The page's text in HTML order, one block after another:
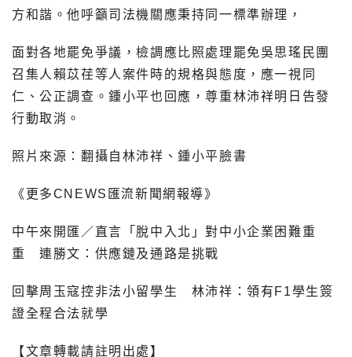
方和諧。他呼籲司法機關應秉持同一標準辦理，
面對各地罷免爭議，檢調應比照處理罷免吳思瑤民團
召集人賴苡荏等人案件時的規格與態度，應一視同
仁、公正調查。鍾小平也回應，尊重林沛祥明日告發
行動取消。
照片來源：翻攝自林沛祥、鍾小平臉書
《更多CNEWS匯流新聞網報導》
中午來開匯／直言「脫中入北」對中小企業困難重
重 連勝文：供應鏈及通路是挑戰
回擊周玉寇控非法小留學生 林沛祥：領有F1學生簽
證全程合法就學
【文章轉載請註明出處】